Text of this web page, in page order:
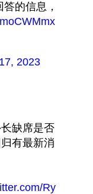
的信息，
2023
缺席是否
有最新消
Ry